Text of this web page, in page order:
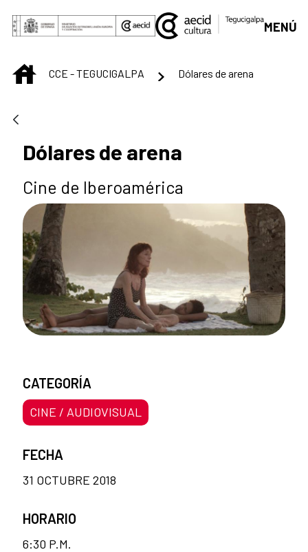
Saltar al contenido principal
MENÚ
INICIOCCE - TEGUCIGALPA Dólares de arena
Dólares de arena
Cine de Iberoamérica
CATEGORÍA
CINE / AUDIOVISUAL
FECHA
31 OCTUBRE 2018
HORARIO
6:30 P.M.